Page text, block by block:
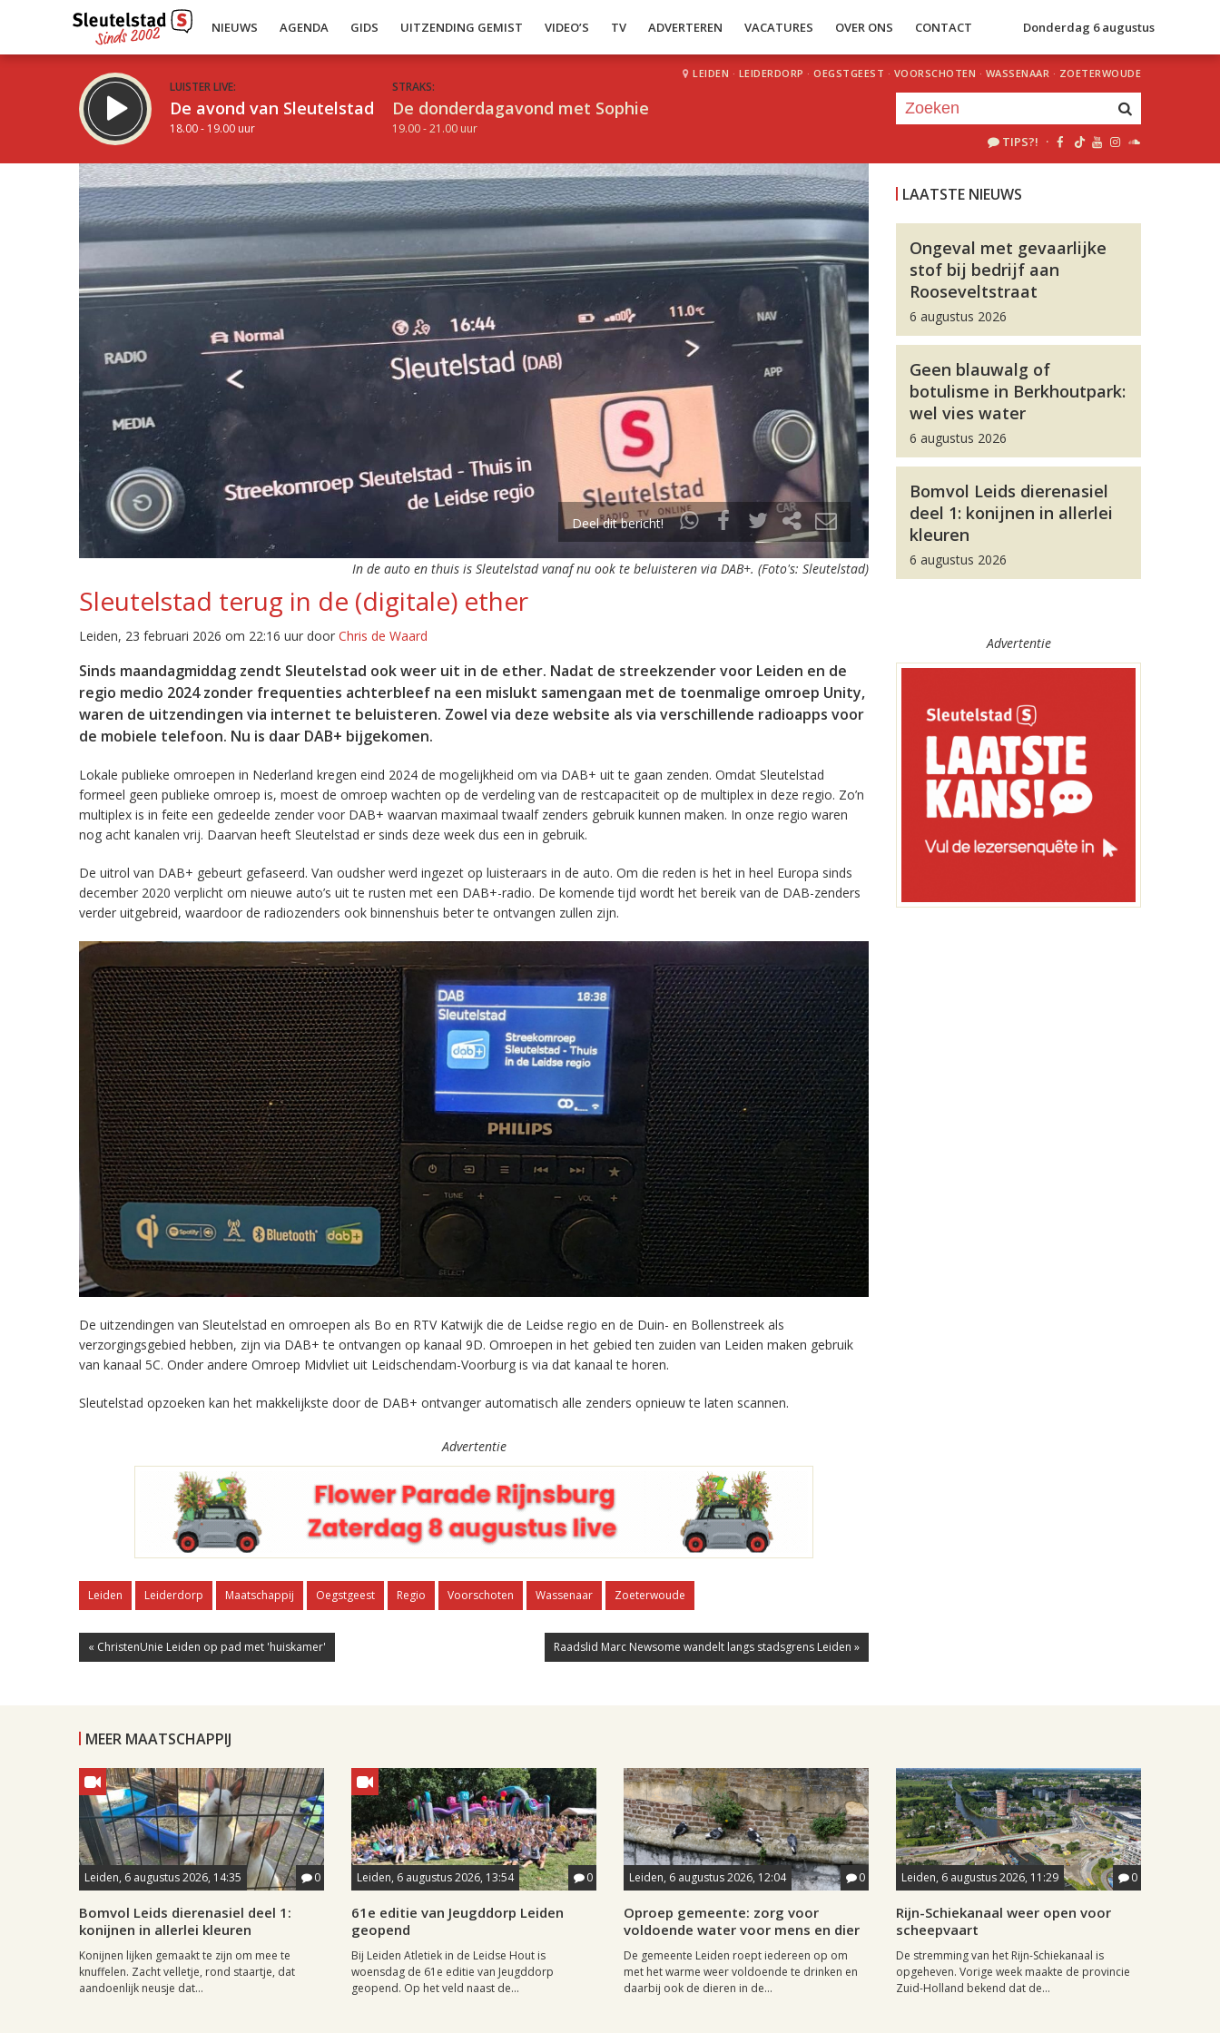
NIEUWS AGENDA GIDS UITZENDING GEMIST VIDEO’S TV ADVERTEREN VACATURES OVER ONS CONTACT Donderdag 6 augustus
LUISTER LIVE:
De avond van Sleutelstad
18.00 - 19.00 uur
STRAKS:
De donderdagavond met Sophie
19.00 - 21.00 uur
LEIDEN · LEIDERDORP · OEGSTGEEST · VOORSCHOTEN · WASSENAAR · ZOETERWOUDE
TIPS?! ·
Deel dit bericht!
In de auto en thuis is Sleutelstad vanaf nu ook te beluisteren via DAB+. (Foto's: Sleutelstad)
Sleutelstad terug in de (digitale) ether
Leiden, 23 februari 2026 om 22:16 uur door Chris de Waard
Sinds maandagmiddag zendt Sleutelstad ook weer uit in de ether. Nadat de streekzender voor Leiden en de
regio medio 2024 zonder frequenties achterbleef na een mislukt samengaan met de toenmalige omroep Unity,
waren de uitzendingen via internet te beluisteren. Zowel via deze website als via verschillende radioapps voor
de mobiele telefoon. Nu is daar DAB+ bijgekomen.
Lokale publieke omroepen in Nederland kregen eind 2024 de mogelijkheid om via DAB+ uit te gaan zenden. Omdat Sleutelstad
formeel geen publieke omroep is, moest de omroep wachten op de verdeling van de restcapaciteit op de multiplex in deze regio. Zo’n
multiplex is in feite een gedeelde zender voor DAB+ waarvan maximaal twaalf zenders gebruik kunnen maken. In onze regio waren
nog acht kanalen vrij. Daarvan heeft Sleutelstad er sinds deze week dus een in gebruik.
De uitrol van DAB+ gebeurt gefaseerd. Van oudsher werd ingezet op luisteraars in de auto. Om die reden is het in heel Europa sinds
december 2020 verplicht om nieuwe auto’s uit te rusten met een DAB+-radio. De komende tijd wordt het bereik van de DAB-zenders
verder uitgebreid, waardoor de radiozenders ook binnenshuis beter te ontvangen zullen zijn.
De uitzendingen van Sleutelstad en omroepen als Bo en RTV Katwijk die de Leidse regio en de Duin- en Bollenstreek als
verzorgingsgebied hebben, zijn via DAB+ te ontvangen op kanaal 9D. Omroepen in het gebied ten zuiden van Leiden maken gebruik
van kanaal 5C. Onder andere Omroep Midvliet uit Leidschendam-Voorburg is via dat kanaal te horen.
Sleutelstad opzoeken kan het makkelijkste door de DAB+ ontvanger automatisch alle zenders opnieuw te laten scannen.
Advertentie
Leiden Leiderdorp Maatschappij Oegstgeest Regio Voorschoten Wassenaar Zoeterwoude
« ChristenUnie Leiden op pad met 'huiskamer' Raadslid Marc Newsome wandelt langs stadsgrens Leiden »
LAATSTE NIEUWS
Ongeval met gevaarlijke
stof bij bedrijf aan
Rooseveltstraat
6 augustus 2026
Geen blauwalg of
botulisme in Berkhoutpark:
wel vies water
6 augustus 2026
Bomvol Leids dierenasiel
deel 1: konijnen in allerlei
kleuren
6 augustus 2026
Advertentie
MEER MAATSCHAPPIJ
Leiden, 6 augustus 2026, 14:35 0
Bomvol Leids dierenasiel deel 1:
konijnen in allerlei kleuren
Konijnen lijken gemaakt te zijn om mee te
knuffelen. Zacht velletje, rond staartje, dat
aandoenlijk neusje dat...
Leiden, 6 augustus 2026, 13:54 0
61e editie van Jeugddorp Leiden
geopend
Bij Leiden Atletiek in de Leidse Hout is
woensdag de 61e editie van Jeugddorp
geopend. Op het veld naast de...
Leiden, 6 augustus 2026, 12:04 0
Oproep gemeente: zorg voor
voldoende water voor mens en dier
De gemeente Leiden roept iedereen op om
met het warme weer voldoende te drinken en
daarbij ook de dieren in de...
Leiden, 6 augustus 2026, 11:29 0
Rijn-Schiekanaal weer open voor
scheepvaart
De stremming van het Rijn-Schiekanaal is
opgeheven. Vorige week maakte de provincie
Zuid-Holland bekend dat de...